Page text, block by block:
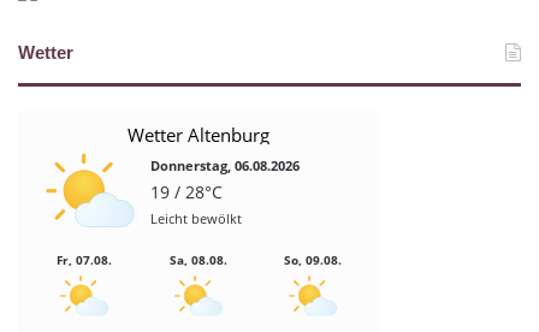
Wetter
Wetter Altenburg
Donnerstag, 06.08.2026
19 / 28°C
Leicht bewölkt
Fr, 07.08. Sa, 08.08. So, 09.08.